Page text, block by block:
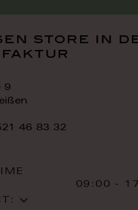
store in
9
46 83 32
09:00 -